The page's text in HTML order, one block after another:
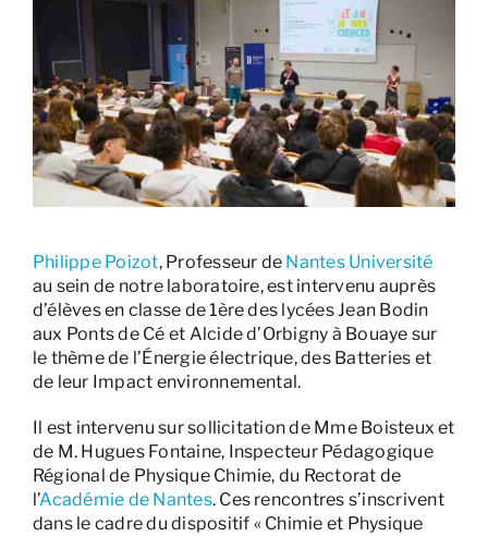
Philippe Poizot, Professeur de Nantes Université
au sein de notre laboratoire, est intervenu auprès
d’élèves en classe de 1ère des lycées Jean Bodin
aux Ponts de Cé et Alcide d’Orbigny à Bouaye sur
le thème de l’Énergie électrique, des Batteries et
de leur Impact environnemental.
Il est intervenu sur sollicitation de Mme Boisteux et
de M. Hugues Fontaine, Inspecteur Pédagogique
Régional de Physique Chimie, du Rectorat de
l’Académie de Nantes. Ces rencontres s’inscrivent
dans le cadre du dispositif « Chimie et Physique